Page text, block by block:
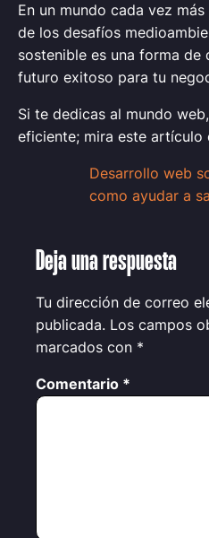
En un mundo cada vez
de los desafíos
sostenible es una forma de
futuro exitoso para tu
Si te dedicas al mundo
eficiente; mira este artículo
Desarrollo web
como ayudar a
Deja una respuesta
Tu dirección de correo
publicada. Los campos
marcados con *
Comentario *